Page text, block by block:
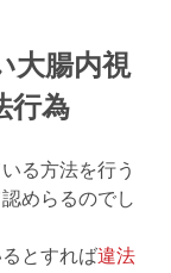
大腸内視
行為
る方法を行う
めらるのでし
とすれば違法